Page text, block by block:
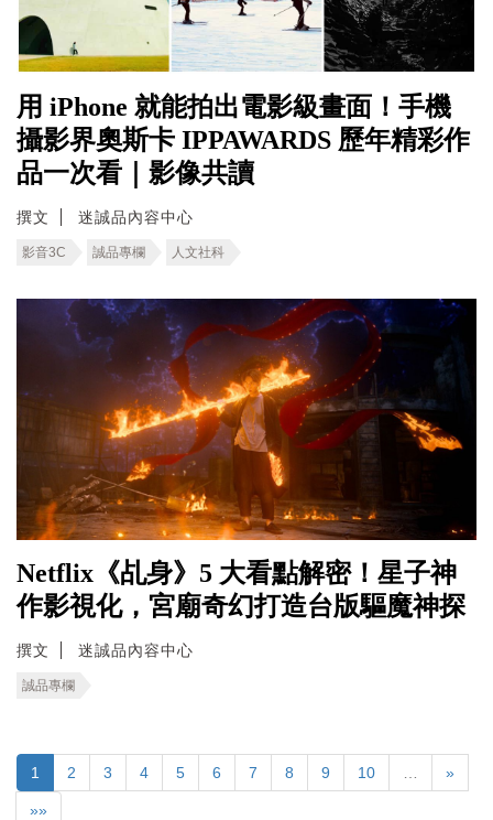
用 iPhone 就能拍出電影級畫面！手機
攝影界奧斯卡 IPPAWARDS 歷年精彩作
品一次看｜影像共讀
撰文 迷誠品內容中心
影音3C 誠品專欄 人文社科
Netflix《乩身》5 大看點解密！星子神
作影視化，宮廟奇幻打造台版驅魔神探
撰文 迷誠品內容中心
誠品專欄
1 2 3 4 5 6 7 8 9 10 »
»»